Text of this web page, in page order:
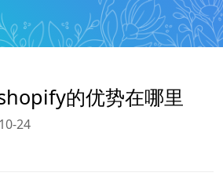
的优势在哪里
24